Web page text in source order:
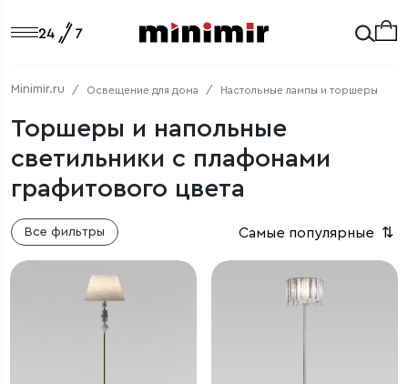
Minimir.ru Освещение для дома Настольные лампы и торшеры
Торшеры и напольные
светильники с плафонами
графитового цвета
Все фильтры Самые популярные ⇅